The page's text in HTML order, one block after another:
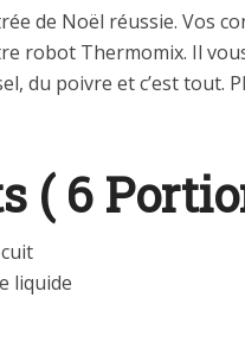
de Noël réussie. Vos
robot Thermomix. Il
du poivre et c’est tout.
( 6
liquide